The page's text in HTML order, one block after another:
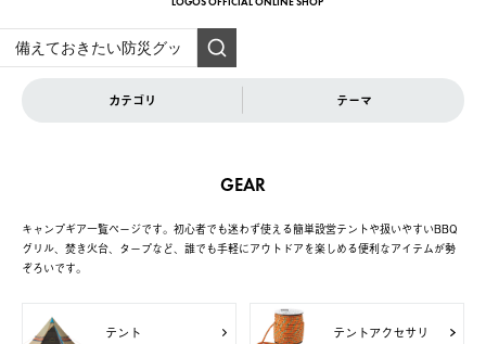
LOGOS OFFICIAL ONLINE SHOP
カテゴリ テーマ
GEAR
キャンプギア一覧ページです。初心者でも迷わず使える簡単設営テントや扱いやすいBBQ
グリル、焚き火台、タープなど、誰でも手軽にアウトドアを楽しめる便利なアイテムが勢
ぞろいです。
テント テントアクセサリ